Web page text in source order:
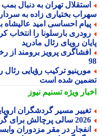
تهران به دنبال بمب
بختیاری زاده به سردار
احساسی امید عالیشاه
بارسلونا را انتخاب
رویای رئال مادرید
پرویز برومند از
شده است
ویژهتسنیم نیوز
مسیر گردشگران
سالی پرچالش برای گردشگری آسیا
در مقر مزدوران